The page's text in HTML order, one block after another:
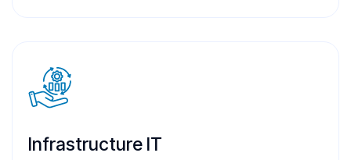
Infrastructure IT